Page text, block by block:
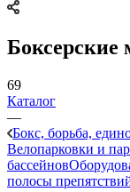
69
Каталог
—
Бокс, борьба,
Велопарковки и
бассейнов
полосы